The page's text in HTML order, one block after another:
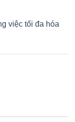
việc tối đa hóa